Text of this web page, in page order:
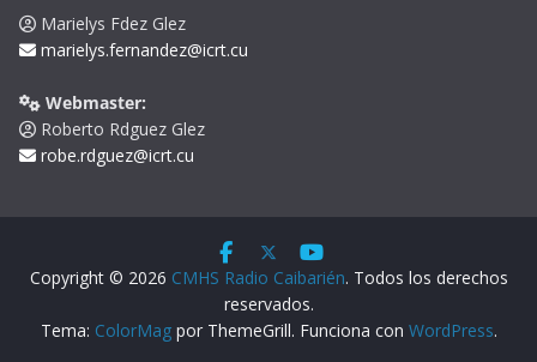
Marielys Fdez Glez
marielys.fernandez@icrt.cu
Webmaster:
Roberto Rdguez Glez
robe.rdguez@icrt.cu
Copyright © 2026 CMHS Radio Caibarién. Todos los derechos
reservados.
Tema: ColorMagpor ThemeGrill. Funciona con WordPress.